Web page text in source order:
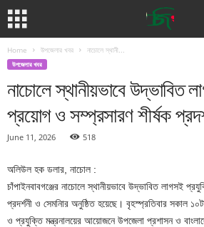
Home উপজেলার খবর নাচোলে স্থানী...
উপজেলার খবর
নাচোলে স্থানীয়ভাবে উদ্ভাবিত
প্রয়োগ ও সম্প্রসারণ শীর্ষক
June 11, 2026 518
অলিউল হক ডলার, নাচোল :
চাঁপাইনবাবগঞ্জের নাচোলে স্থানীয়ভাবে উদ্ভাবিত লাগসই
প্রদর্শনী ও সেমনিার অনুষ্ঠিত হয়েছে। বৃহস্প্রতিবার সকাল
ও প্রযুক্তি মন্ত্রনালয়ের আয়োজনে উপজেলা প্রশাসন ও